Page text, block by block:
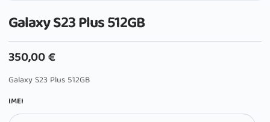
Galaxy S23 Plus 512GB
350,00€
Galaxy S23 Plus 512GB
IMEI